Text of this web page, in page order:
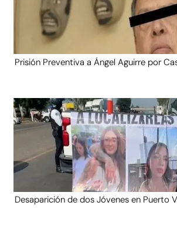
Prisión Preventiva a Ángel Aguirre por
Desaparición de dos Jóvenes en Puerto